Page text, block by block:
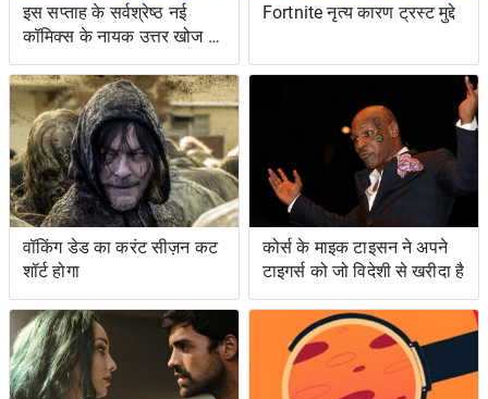
इस सप्ताह के सर्वश्रेष्ठ नई
कॉमिक्स के नायक उत्तर खोज रहे
हैं ... और प्रतिशोध समुद्र पर
Fortnite नृत्य कारण ट्रस्ट मुद्दे
वॉकिंग डेड का करंट सीज़न कट
शॉर्ट होगा
कोर्स के माइक टाइसन ने अपने
टाइगर्स को जो विदेशी से खरीदा है